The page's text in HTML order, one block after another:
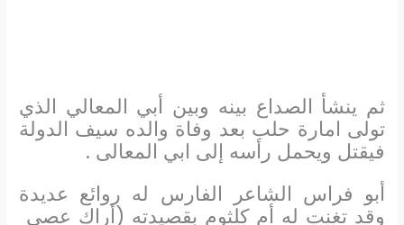
ثم ينشأ الصداع بينه وبين أبي المعالي الذي
تولى امارة حلب بعد وفاة والده سيف الدولة
فيقتل ويحمل رأسه إلى ابي المعالى .
أبو فراس الشاعر الفارس له روائع عديدة
وقد تغنت له أم كلثوم بقصيدته (أراك عصي